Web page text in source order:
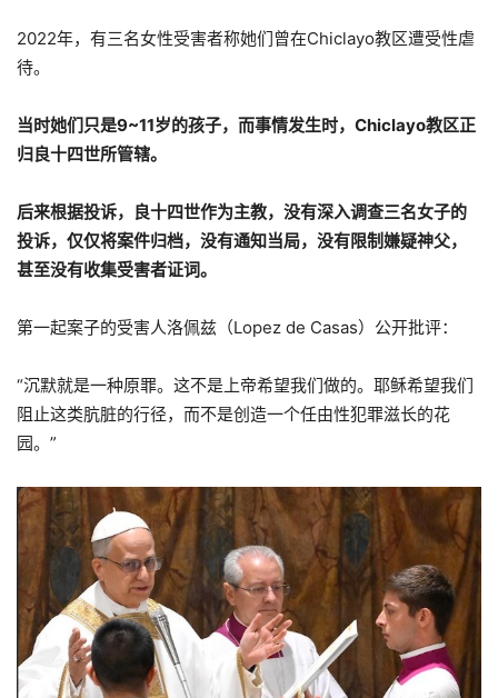
2022年，有三名女性受害者称她们曾在Chiclayo教区遭受性虐
待。
当时她们只是9~11岁的孩子，而事情发生时，Chiclayo教区正
归良十四世所管辖。
后来根据投诉，良十四世作为主教，没有深入调查三名女子的
投诉，仅仅将案件归档，没有通知当局，没有限制嫌疑神父，
甚至没有收集受害者证词。
第一起案子的受害人洛佩兹（Lopez de Casas）公开批评：
“沉默就是一种原罪。这不是上帝希望我们做的。耶稣希望我们
阻止这类肮脏的行径，而不是创造一个任由性犯罪滋长的花
园。”